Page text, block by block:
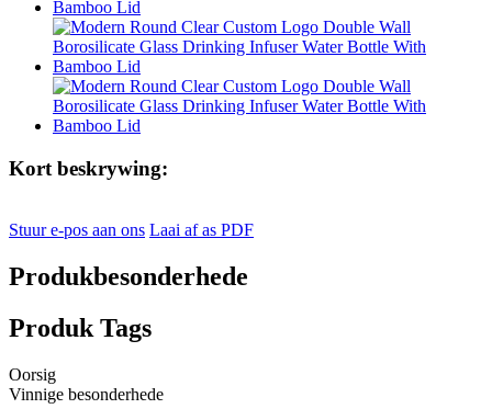
Kort beskrywing:
Stuur e-pos aan ons Laai af as PDF
Produkbesonderhede
Produk Tags
Oorsig
Vinnige besonderhede